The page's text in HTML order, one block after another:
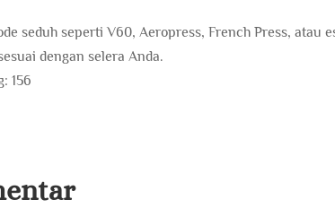
seduh seperti V60, Aeropress, French Press, atau
dengan selera Anda.
156